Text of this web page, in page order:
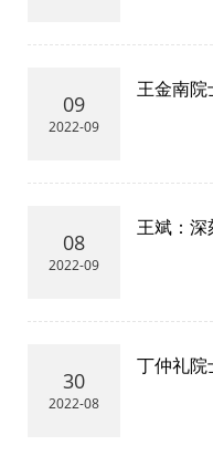
09
2022-09
王金南院
08
2022-09
王斌：深
30
2022-08
丁仲礼院